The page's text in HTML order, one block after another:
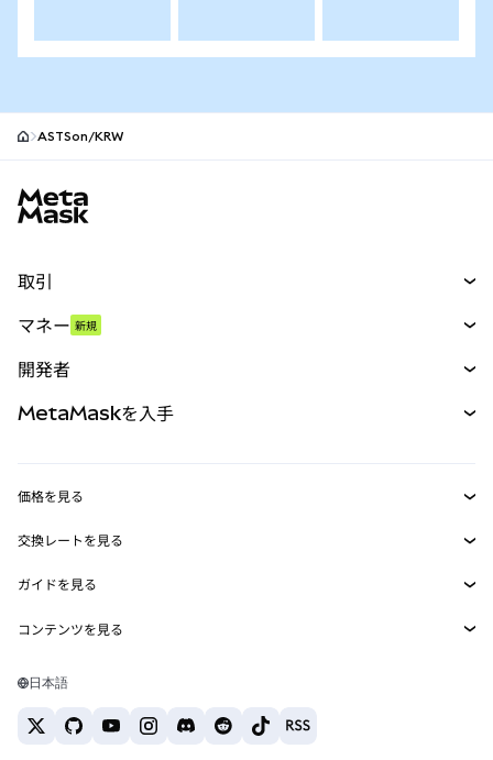
ASTSon/KRW
取引
パーペチュアル
RWA
マネー 新規
開発者
MetaMask Connect
Snaps
Web3サービス
MetaMaskを入手
セキュリティ
サポート
キャリア
お問い合わせ
価格を見る
イーサリアムの価格
Solanaの価格
Tetherの価格
交換レートを見る
ETH→USD
USDT→INR
BTC→INR
ETH→USDT
ガイドを見る
ETHの購入
USDTの購入
コンテンツを見る
Solanaウォレット
日本語